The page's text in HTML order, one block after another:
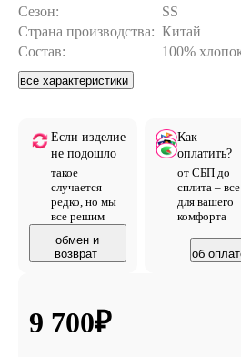
Сезон:
SS
Страна производства: Китай
Состав:
100%
все характеристики
Если изделие
не подошло
такое
случается
редко, но мы
все решим
обмен и
возврат
Как
оплатить?
от СБП до
сплита – все
для вашего
комфорта
об
9 700₽